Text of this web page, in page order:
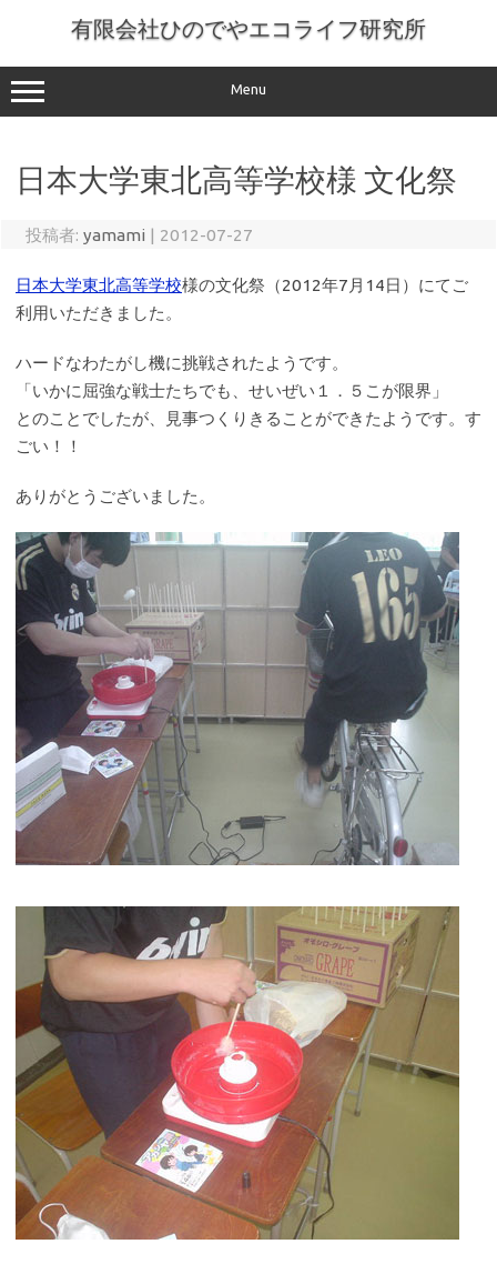
へ
ス
有限会社ひのでやエコライフ研究所
Menu
日本大学東北高等学校様 文化祭
投稿者: yamami | 2012-07-27
日本大学東北高等学校様の文化祭（2012年7月14日）にてご
利用いただきました。
ハードなわたがし機に挑戦されたようです。
「いかに屈強な戦士たちでも、せいぜい１．５こが限界」
とのことでしたが、見事つくりきることができたようです。す
ごい！！
ありがとうございました。